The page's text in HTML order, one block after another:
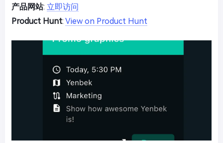
产品网站: 立即访问
Product Hunt: View on Product Hunt